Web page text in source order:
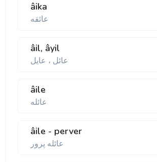
âika
عائقه
âil, âyil
عائل ، عايل
âile
عائله
âile - perver
عائله پرور